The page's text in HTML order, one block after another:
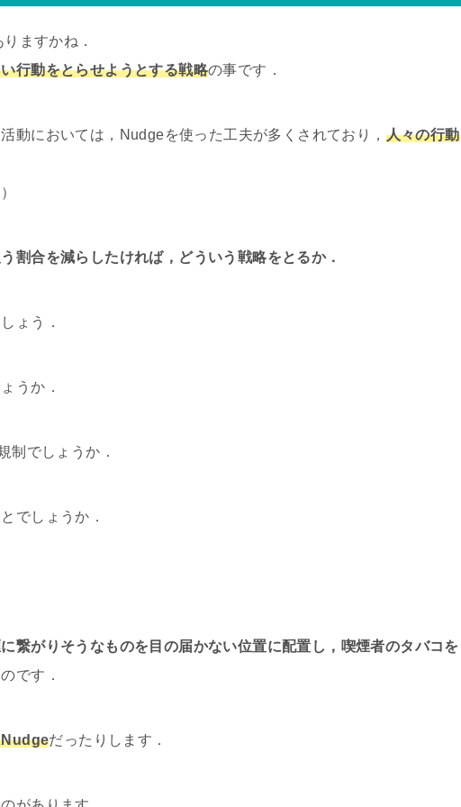
ますかね．
行動をとらせようとする戦略の事です．
動においては，Nudgeを使った工夫が多くされており， 人々の行動
割合を減らしたければ，どういう戦略をとるか．
ょう．
うか．
制でしょうか．
でしょうか．
繋がりそうなものを目の届かない位置に配置し，喫煙者のタバコを
です．
Nudgeだったりします．